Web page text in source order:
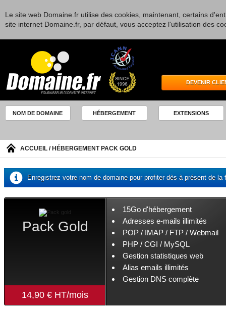
Le site web Domaine.fr utilise des cookies, maintenant, certains
site internet Domaine.fr, par défaut, vous acceptez l'utilisation des
DEVENIR
NOM DE DOMAINE HÉBERGEMENT EXTENSIONS
ACCUEIL / HÉBERGEMENT PACK GOLD
Enregistrez votre nom de domaine pour profiter dès à présent de la
Pack Gold
14,90 € HT/mois
15Go d'hébergement
Adresses e-mails illimités
POP / IMAP / FTP / Webmail
PHP / CGI / MySQL
Gestion statistiques web
Alias emails illimités
Gestion DNS complète